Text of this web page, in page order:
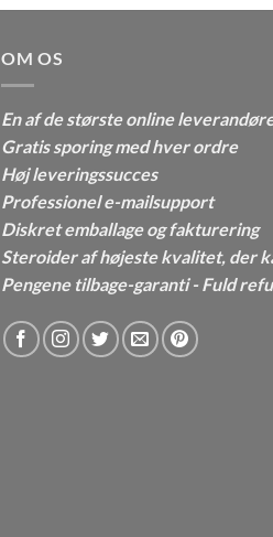
OM OS
En af de største online
Gratis sporing med hver ordre
Høj leveringssucces
Professionel e-mailsupport
Diskret emballage og fakturering
Steroider af højeste kvalitet, der
Pengene tilbage-garanti - Fuld